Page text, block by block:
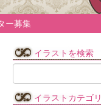
ー募集
イラストを検索
イラストカテゴリ